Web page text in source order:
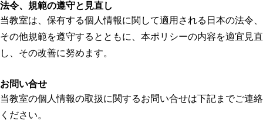
法令、規範の遵守と見直し
当教室は、保有する個人情報に関して適用される日本の法令、
その他規範を遵守するとともに、本ポリシーの内容を適宜見直
し、その改善に努めます。
お問い合せ
当教室の個人情報の取扱に関するお問い合せは下記までご連絡
ください。